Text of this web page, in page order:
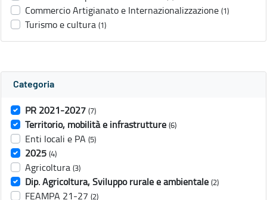
Commercio Artigianato e Internazionalizzazione (1)
Turismo e cultura (1)
Categoria
PR 2021-2027 (7)
Territorio, mobilità e infrastrutture (6)
Enti locali e PA (5)
2025 (4)
Agricoltura (3)
Dip. Agricoltura, Sviluppo rurale e ambientale (2)
FEAMPA 21-27 (2)